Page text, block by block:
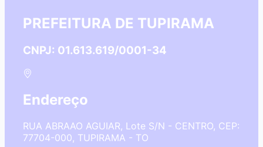
PREFEITURA DE TUPIRAMA
CNPJ: 01.613.619/0001-34
Endereço
RUA ABRAAO AGUIAR, Lote S/N - CENTRO, CEP:
77704-000, TUPIRAMA - TO